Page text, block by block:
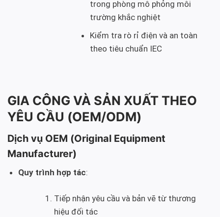
trong phòng mô phỏng môi
trường khắc nghiệt
Kiểm tra rò rỉ điện và an toàn
theo tiêu chuẩn IEC
GIA CÔNG VÀ SẢN XUẤT THEO
YÊU CẦU (OEM/ODM)
Dịch vụ OEM (Original Equipment
Manufacturer)
Quy trình hợp tác:
Tiếp nhận yêu cầu và bản vẽ từ thương
hiệu đối tác